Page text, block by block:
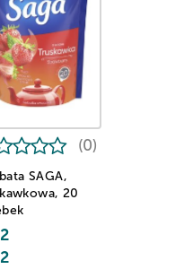
SAGA,
20
(0)